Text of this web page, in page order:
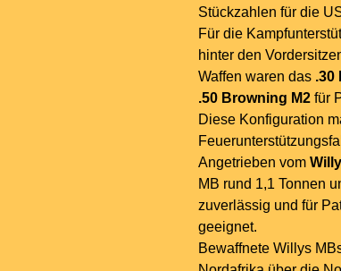
Stückzahlen für die
Für die
hinter den
Waffen waren das .30
.50 Browning M2 für
Diese Konfiguration
Angetrieben vom
MB rund 1,1 Tonnen
zuverlässig und für
geeignet.
Bewaffnete Willys